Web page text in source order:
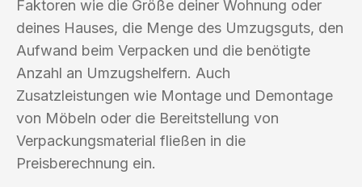
Faktoren wie die Größe deiner Wohnung oder
deines Hauses, die Menge des Umzugsguts, den
Aufwand beim Verpacken und die benötigte
Anzahl an Umzugshelfern. Auch
Zusatzleistungen wie Montage und Demontage
von Möbeln oder die Bereitstellung von
Verpackungsmaterial fließen in die
Preisberechnung ein.